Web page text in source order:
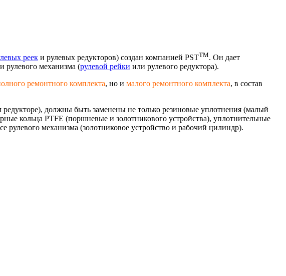
реек и рулевых редукторов) создан компанией PSTTM. Он дает
рулевого механизма (рулевой рейки или рулевого редуктора).
ремонтного комплекта, но и малого ремонтного комплекта, в состав
должны быть заменены не только резиновые уплотнения (малый
кольца PTFE (поршневые и золотникового устройства), уплотнительные
рулевого механизма (золотниковое устройство и рабочий цилиндр).